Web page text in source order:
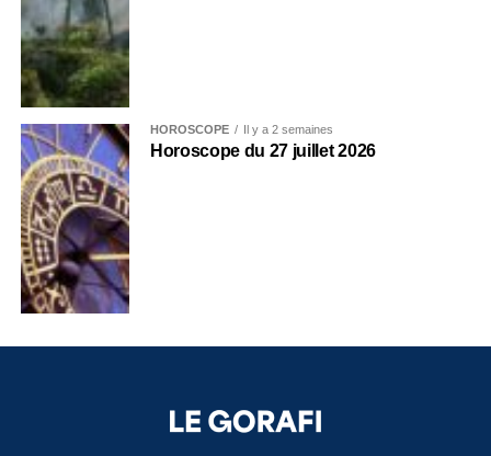
HOROSCOPE Il y a 2 semaines
Horoscope du 27 juillet 2026